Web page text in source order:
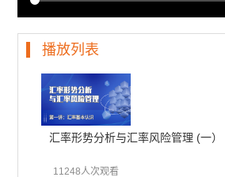
播放列表
汇率形势分析与汇率风险管理 (一）
11248人次观看